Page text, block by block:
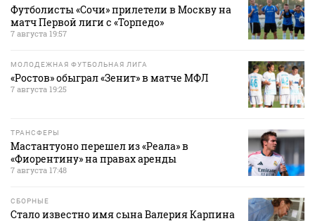
Футболисты «Сочи» прилетели в Москву на
матч Первой лиги с «Торпедо»
7 августа 19:57
МОЛОДЕЖНАЯ ФУТБОЛЬНАЯ ЛИГА
«Ростов» обыграл «Зенит» в матче МФЛ
7 августа 19:25
ТРАНСФЕРЫ
Мастантуоно перешел из «Реала» в
«Фиорентину» на правах аренды
7 августа 17:48
СБОРНЫЕ
Стало известно имя сына Валерия Карпина